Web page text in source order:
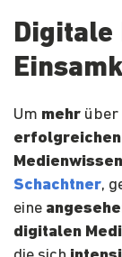
Digitale
Um mehr über
erfolgreichen
Schachtner,
eine
digitalen